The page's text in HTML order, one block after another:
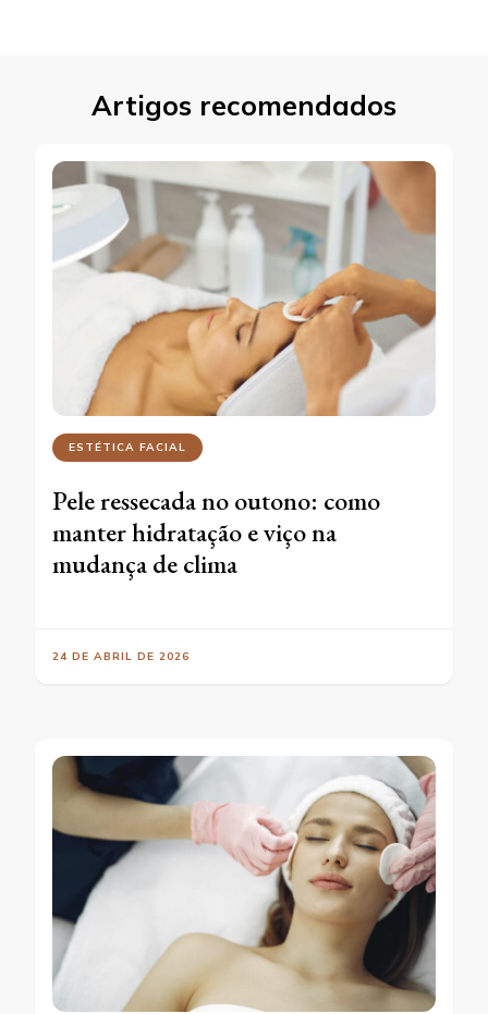
Artigos recomendados
ESTÉTICA FACIAL
Pele ressecada no outono: como
manter hidratação e viço na
mudança de clima
24 DE ABRIL DE 2026